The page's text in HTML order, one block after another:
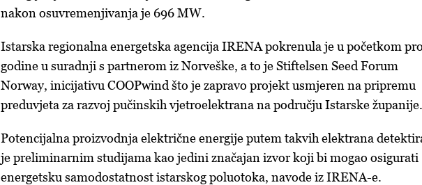
nakon osuvremenjivanja je 696 MW.
Istarska regionalna energetska agencija IRENA pokrenula je u početkom
godine u suradnji s partnerom iz Norveške, a to je Stiftelsen Seed Forum
Norway, inicijativu COOPwind što je zapravo projekt usmjeren na pripremu
preduvjeta za razvoj pučinskih vjetroelektrana na području Istarske županije.
Potencijalna proizvodnja električne energije putem takvih elektrana
je preliminarnim studijama kao jedini značajan izvor koji bi mogao osigurati
energetsku samodostatnost istarskog poluotoka, navode iz IRENA-e.